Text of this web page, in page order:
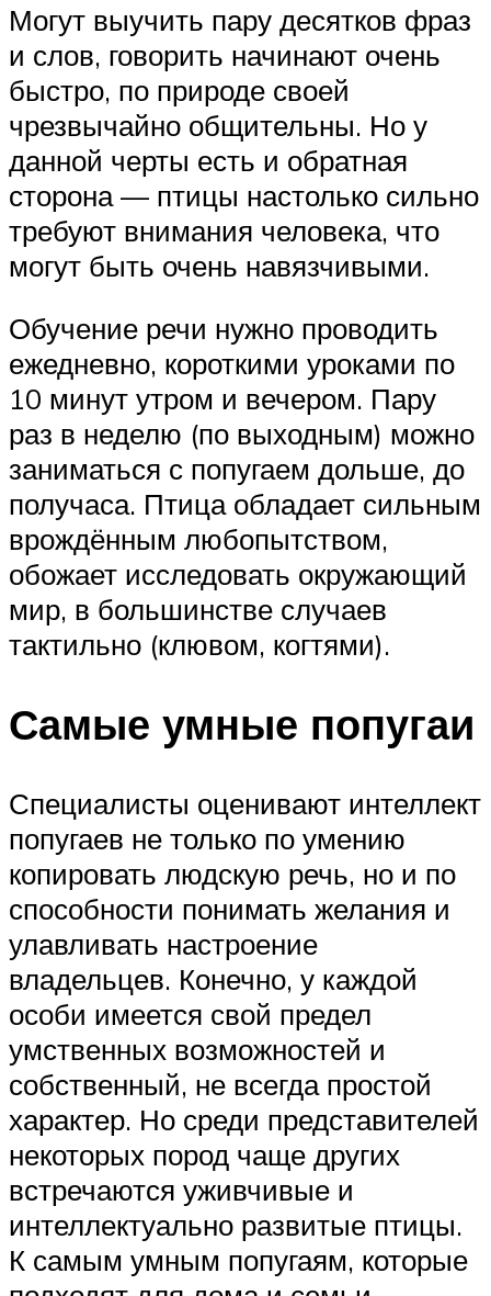
Могут выучить пару десятков фраз
и слов, говорить начинают очень
быстро, по природе своей
чрезвычайно общительны. Но у
данной черты есть и обратная
сторона — птицы настолько сильно
требуют внимания человека, что
могут быть очень навязчивыми.
Обучение речи нужно проводить
ежедневно, короткими уроками по
10 минут утром и вечером. Пару
раз в неделю (по выходным) можно
заниматься с попугаем дольше, до
получаса. Птица обладает сильным
врождённым любопытством,
обожает исследовать окружающий
мир, в большинстве случаев
тактильно (клювом, когтями).
Самые умные попугаи
Специалисты оценивают интеллект
попугаев не только по умению
копировать людскую речь, но и по
способности понимать желания и
улавливать настроение
владельцев. Конечно, у каждой
особи имеется свой предел
умственных возможностей и
собственный, не всегда простой
характер. Но среди представителей
некоторых пород чаще других
встречаются уживчивые и
интеллектуально развитые птицы.
К самым умным попугаям, которые